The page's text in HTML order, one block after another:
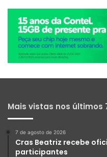
Mais vistas nos últimos
7 de agosto de 2026
Cras Beatriz recebe
participantes